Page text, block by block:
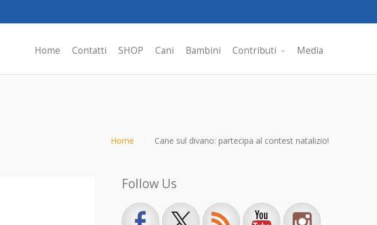
Home Contatti SHOP Cani Bambini Contributi Media
Home Cane sul divano: partecipa al contest natalizio!
Follow Us